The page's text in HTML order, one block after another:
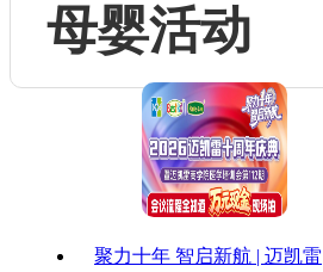
母婴活动
聚力十年 智启新航 | 迈凯雷